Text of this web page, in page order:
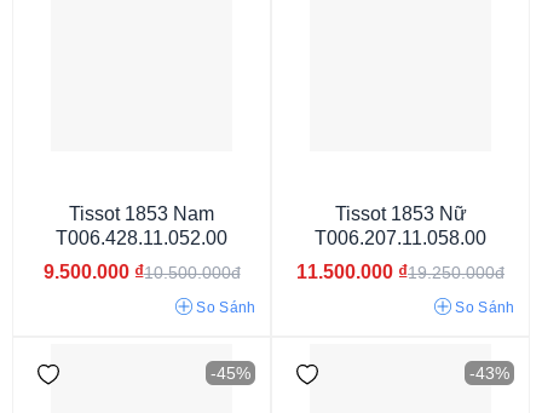
3atm
Tissot 1853 Nam
T006.428.11.052.00
9.500.000 ₫10.500.000đ
So Sánh
Tissot 1853 Nữ
T006.207.11.058.00
11.500.000 ₫19.250.000đ
So Sánh
-45% -43%